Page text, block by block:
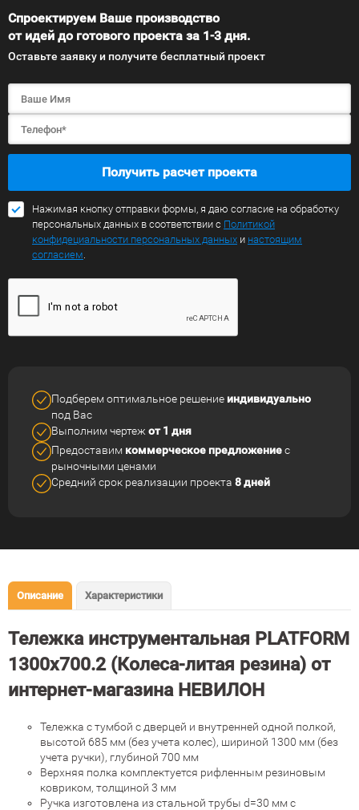
Спроектируем Ваше производство
от идей до готового проекта за 1-3 дня.
Оставьте заявку и получите бесплатный проект
Получить расчет проекта
Нажимая кнопку отправки формы, я даю согласие на обработку
персональных данных в соответствии с Политикой
конфидециальности персональных данных и настоящим
согласием.
Подберем оптимальное решение индивидуально
под Вас
Выполним чертеж от 1 дня
Предоставим коммерческое предложениес
рыночными ценами
Средний срок реализации проекта 8 дней
Описание Характеристики
Тележка инструментальная PLATFORM
1300х700.2 (Колеса-литая резина) от
интернет-магазина НЕВИЛОН
Тележка с тумбой с дверцей и внутренней одной полкой,
высотой 685 мм (без учета колес), шириной 1300 мм (без
учета ручки), глубиной 700 мм
Верхняя полка комплектуется рифленным резиновым
ковриком, толщиной 3 мм
Ручка изготовлена из стальной трубы d=30 мм с